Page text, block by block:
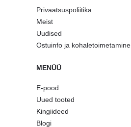
Privaatsuspoliitika
Meist
Uudised
Ostuinfo ja kohaletoimetamine
MENÜÜ
E-pood
Uued tooted
Kingiideed
Blogi